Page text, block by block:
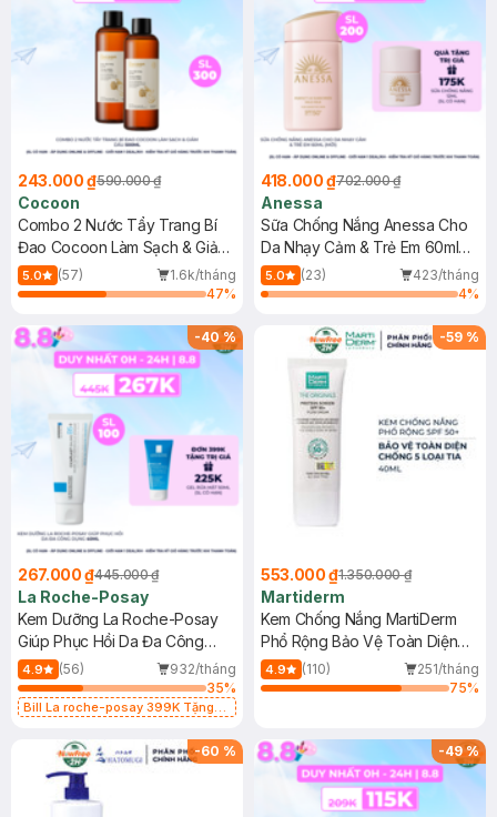
243.000 ₫590.000 ₫
Cocoon
Combo 2 Nước Tẩy Trang Bí
Đao Cocoon Làm Sạch & Giảm
Dầu 500ml
5.0 (57)
1.6k/tháng
47%
418.000 ₫702.000 ₫
Anessa
Sữa Chống Nắng Anessa Cho
Da Nhạy Cảm & Trẻ Em 60ml
(Mới)
5.0 (23)
423/tháng
4%
-40%
267.000 ₫445.000 ₫
La Roche-Posay
Kem Dưỡng La Roche-Posay
Giúp Phục Hồi Da Đa Công
Dụng 40ml
4.9 (56)
932/tháng
35%
Bill La roche-posay 399K Tặng
(SL có hạn)
-59 %
553.000 ₫1.350.000 ₫
Martiderm
Kem Chống Nắng MartiDerm
Phổ Rộng Bảo Vệ Toàn Diện
40ml
4.9 (110)
251/tháng
75%
-60 % -49%